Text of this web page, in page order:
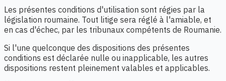
Les présentes conditions d'utilisation sont régies par la
législation roumaine. Tout litige sera réglé à l'amiable, et
en cas d'échec, par les tribunaux compétents de Roumanie.
Si l'une quelconque des dispositions des présentes
conditions est déclarée nulle ou inapplicable, les autres
dispositions restent pleinement valables et applicables.